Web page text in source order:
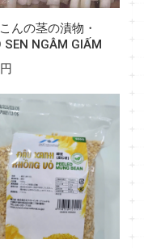
んの茎の漬物・
SEN NGÂM GIẤM